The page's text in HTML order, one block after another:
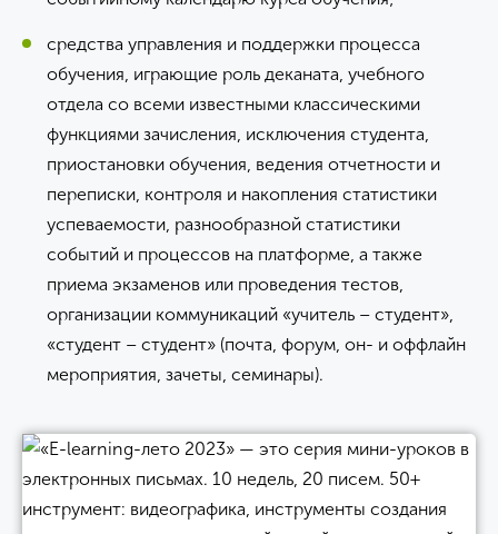
средства управления и поддержки процесса
обучения, играющие роль деканата, учебного
отдела со всеми известными классическими
функциями зачисления, исключения студента,
приостановки обучения, ведения отчетности и
переписки, контроля и накопления статистики
успеваемости, разнообразной статистики
событий и процессов на платформе, а также
приема экзаменов или проведения тестов,
организации коммуникаций «учитель – студент»,
«студент – студент» (почта, форум, он- и оффлайн
мероприятия, зачеты, семинары).